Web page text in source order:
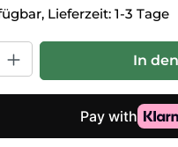
Lieferzeit: 1-3 Tage
Gib den gewünschten
In